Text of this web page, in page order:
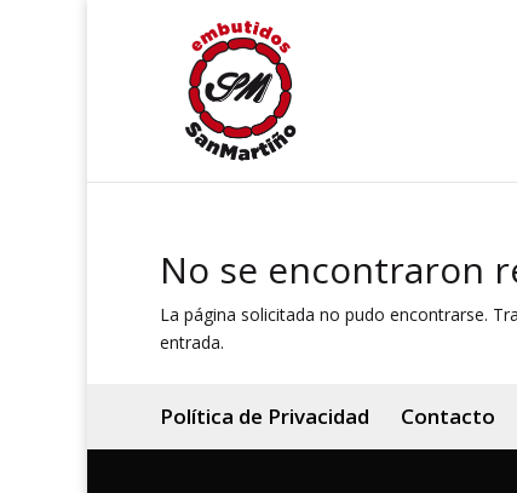
No se encontraron
La página solicitada no pudo encontrarse.
entrada.
Política de Privacidad Contacto